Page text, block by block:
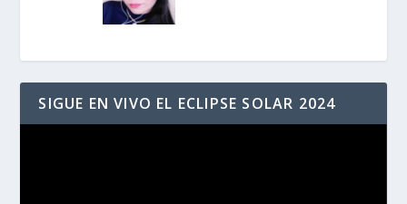
SIGUE EN VIVO EL ECLIPSE SOLAR 2024